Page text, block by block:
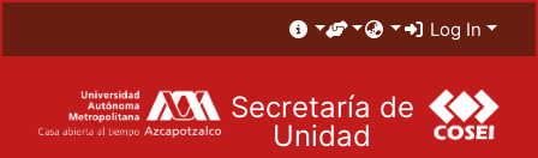
Log In
Secretaría de
Unidad